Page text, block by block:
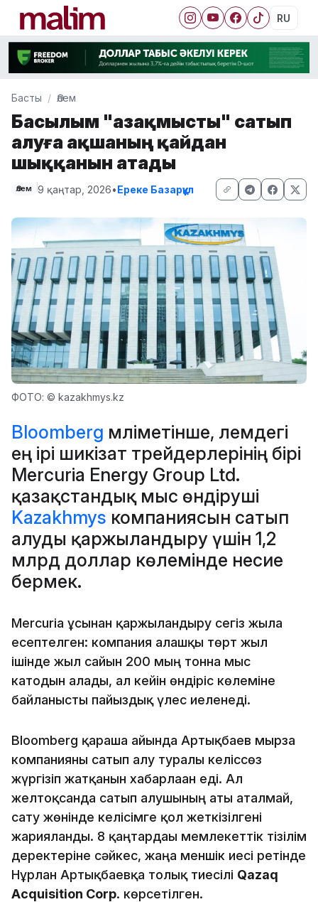
RU
Басты Әлем
Басылым "Қазақмысты" сатып
алуға ақшаның қайдан
шыққанын атады
Әлем 9 қаңтар, 2026•Ереке Базарқұл
ФОТО: © kazakhmys.kz
Bloomberg мәліметінше, әлемдегі
ең ірі шикізат трейдерлерінің бірі
Mercuria Energy Group Ltd.
қазақстандық мыс өндіруші
Kazakhmys компаниясын сатып
алуды қаржыландыру үшін 1,2
млрд доллар көлемінде несие
бермек.
Mercuria ұсынған қаржыландыру сегіз жылға
есептелген: компания алғашқы төрт жыл
ішінде жыл сайын 200 мың тонна мыс
катодын алады, ал кейін өндіріс көлеміне
байланысты пайыздық үлес иеленеді.
Bloomberg қараша айында Артықбаев мырза
компанияны сатып алу туралы келіссөз
жүргізіп жатқанын хабарлаған еді. Ал
желтоқсанда сатып алушының аты аталмай,
сату жөнінде келісімге қол жеткізілгені
жарияланды. 8 қаңтардағы мемлекеттік тізілім
деректеріне сәйкес, жаңа меншік иесі ретінде
Нұрлан Артықбаевқа толық тиесілі Qazaq
Acquisition Corp. көрсетілген.